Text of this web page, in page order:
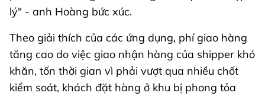
lý" - anh Hoàng bức xúc.
Theo giải thích của các ứng dụng, phí giao hàng
tăng cao do việc giao nhận hàng của shipper khó
khăn, tốn thời gian vì phải vượt qua nhiều chốt
kiểm soát, khách đặt hàng ở khu bị phong tỏa